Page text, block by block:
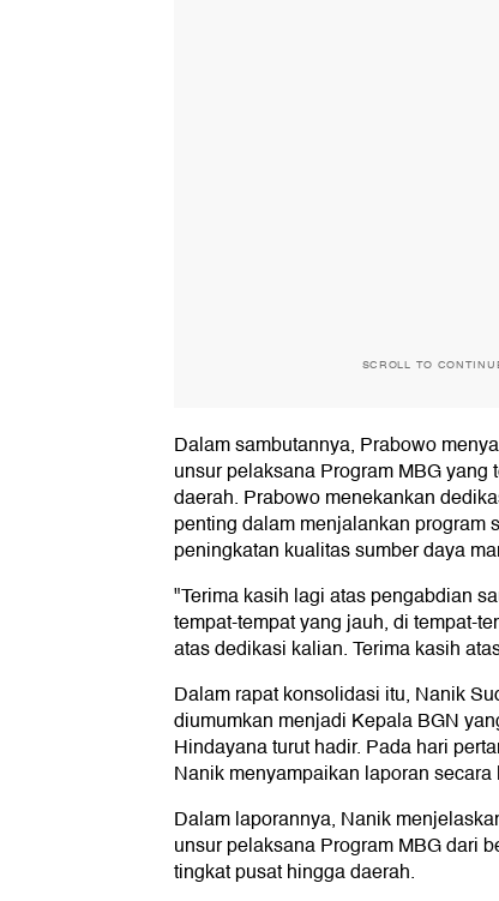
SCROLL TO
Dalam sambutannya, Prabowo
unsur pelaksana Program MBG
daerah. Prabowo menekankan
penting dalam menjalankan program
peningkatan kualitas sumber daya
"Terima kasih lagi atas pengabdian
tempat-tempat yang jauh, di tempat-
atas dedikasi kalian. Terima kasih
Dalam rapat konsolidasi itu, Nanik
diumumkan menjadi Kepala BGN
Hindayana turut hadir. Pada hari
Nanik menyampaikan laporan
Dalam laporannya, Nanik
unsur pelaksana Program MBG dari
tingkat pusat hingga daerah.